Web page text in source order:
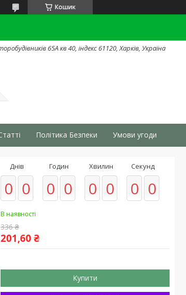
Кошик
65А кв 40, індекс 61120, Харків, Україна
Політика Безпеки Умови угоди
Днів
0 0
Годин
0 0
Хвилин
0 0
Секунд
0 0
В наявності
336 ₴
201,60 ₴
Купити